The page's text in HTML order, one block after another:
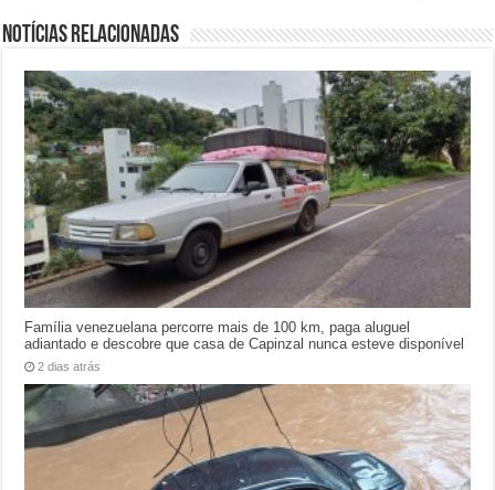
Notícias relacionadas
Família venezuelana percorre mais de 100 km, paga aluguel
adiantado e descobre que casa de Capinzal nunca esteve disponível
2 dias atrás